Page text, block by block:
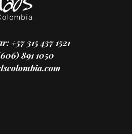
+57 315 437 1521
891 1050